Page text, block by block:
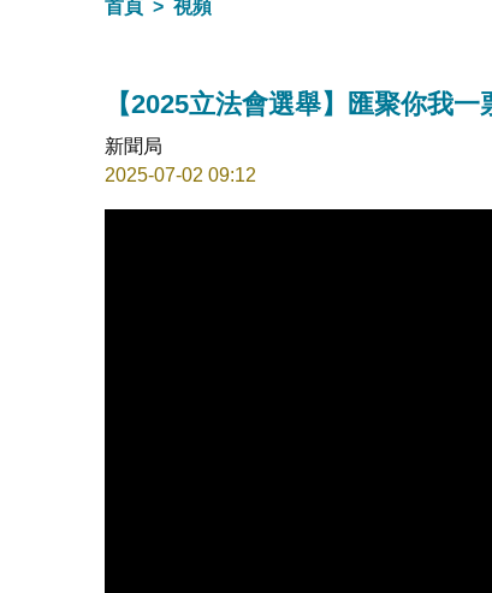
首頁 視頻
【2025立法會選舉】匯聚你我
新聞局
2025-07-02 09:12